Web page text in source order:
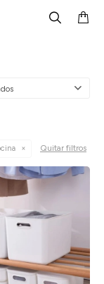
Quitar filtros